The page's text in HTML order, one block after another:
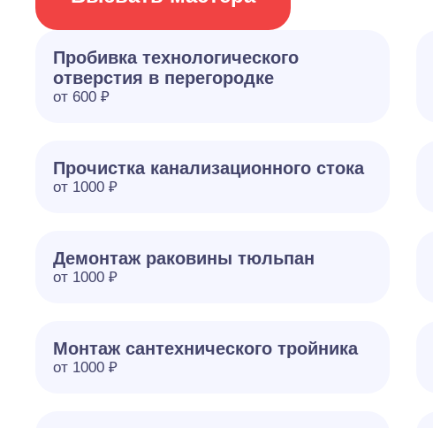
Пробивка технологического
отверстия в перегородке
от 600 ₽
Прочистка канализационного стока
от 1000 ₽
Демонтаж раковины тюльпан
от 1000 ₽
Монтаж сантехнического тройника
от 1000 ₽